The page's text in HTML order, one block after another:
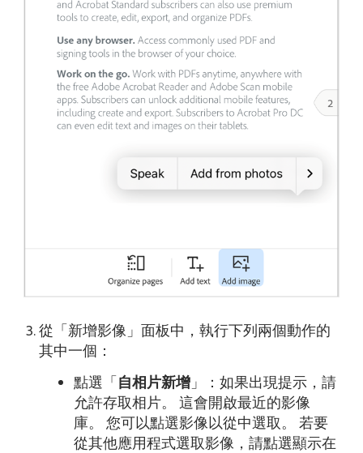
從「新增影像」面板中，執行下列兩個動作的
其中一個：
點選「自相片新增 」：如果出現提示，請
允許存取相片。 這會開啟最近的影像
庫。 您可以點選影像以從中選取。 若要
從其他應用程式選取影像，請點選顯示在